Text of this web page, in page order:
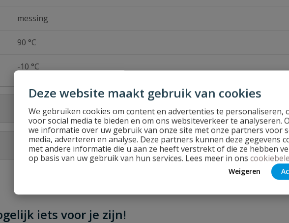
Deze website maakt gebruik van cookies
We gebruiken cookies om content en advertenties te personaliseren,
voor social media te bieden en om ons websiteverkeer te analyseren.
we informatie over uw gebruik van onze site met onze partners voor
media, adverteren en analyse. Deze partners kunnen deze gegevens
met andere informatie die u aan ze heeft verstrekt of die ze hebben
op basis van uw gebruik van hun services. Lees meer in ons
Weigeren
messing
90 °C
-10 °C
Stel jouw
iets voor je zijn!